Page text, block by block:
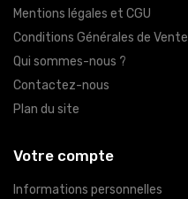
Mentions légales et CGU
Conditions Générales de Vente
Qui sommes-nous ?
Contactez-nous
Plan du site
Votre compte
Informations personnelles